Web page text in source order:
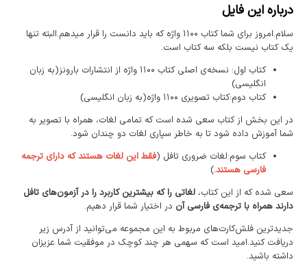
درباره این فایل
سلام.امروز برای شما کتاب ۱۱۰۰ واژه که باید دانست را قرار میدهم.البته تنها
یک کتاب نیست بلکه سه کتاب است.
کتاب اول: نسخه‌ی اصلی کتاب ۱۱۰۰ واژه از انتشارات بارونز(به زبان
انگلیسی)
کتاب دوم:کتاب تصویری ۱۱۰۰ واژه(به زبان انگلیسی)
در این بخش از کتاب سعی شده است که تمامی لغات، همراه با تصویر به
شما آموزش داده شود تا به خاطر سپاری لغات دو چندان شود.
کتاب سوم:لغات ضروری تافل (فقط این لغات هستند که دارای ترجمه
فارسی هستند.)
سعی شده که از این کتاب، لغاتی را که بیشترین کاربرد را در آزمون‌های تافل
دارند همراه با ترجمه‌ی فارسی آن در اختیار شما قرار دهیم.
جدیدترین فلش‌کارت‌های مربوط به این مجموعه می‌توانید از آدرس زیر
دریافت کنید.امید است که سهمی هر چند کوچک در موفقیت شما عزیزان
داشته باشید.